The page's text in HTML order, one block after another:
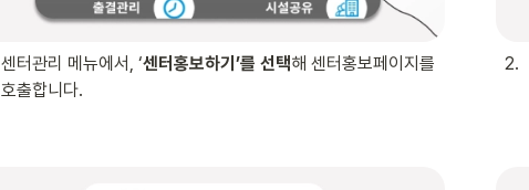
센터관리 메뉴에서, ‘센터홍보하기’를 선택해 센터홍보페이지를
호출합니다.
2.